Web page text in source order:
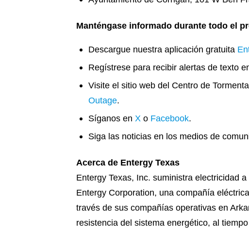
Manténgase informado durante todo el
Descargue nuestra aplicación gratuita
Regístrese para recibir alertas de texto
Visite el sitio web del Centro de
Outage.
Síganos enX o Facebook.
Siga las noticias en los medios de
Acerca de Entergy Texas
Entergy Texas, Inc. suministra electricidad
Entergy Corporation, una compañía
través de sus compañías operativas en
resistencia del sistema energético, al